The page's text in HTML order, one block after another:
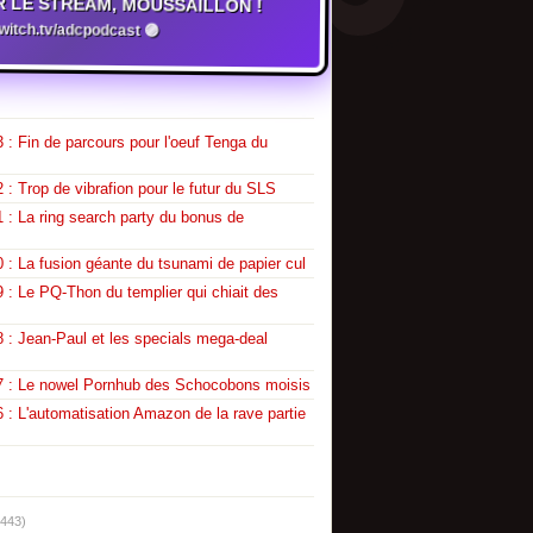
adcpodcast 🟣
: Fin de parcours pour l'oeuf Tenga du
: Trop de vibrafion pour le futur du SLS
: La ring search party du bonus de
: La fusion géante du tsunami de papier cul
: Le PQ-Thon du templier qui chiait des
: Jean-Paul et les specials mega-deal
: Le nowel Pornhub des Schocobons moisis
: L'automatisation Amazon de la rave partie